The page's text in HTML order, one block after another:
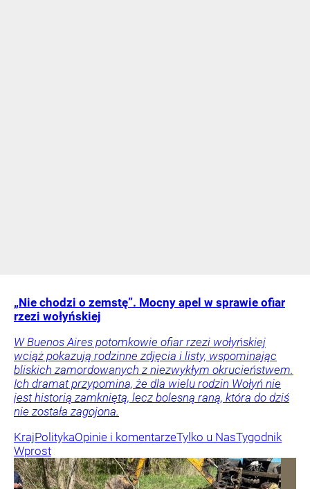
„Nie chodzi o zemstę”. Mocny apel w sprawie ofiar
rzezi wołyńskiej
W Buenos Aires potomkowie ofiar rzezi wołyńskiej
wciąż pokazują rodzinne zdjęcia i listy, wspominając
bliskich zamordowanych z niezwykłym okrucieństwem.
Ich dramat przypomina, że dla wielu rodzin Wołyń nie
jest historią zamkniętą, lecz bolesną raną, która do dziś
nie została zagojona.
KrajPolitykaOpinie i komentarzeTylko u NasTygodnik
Wprost